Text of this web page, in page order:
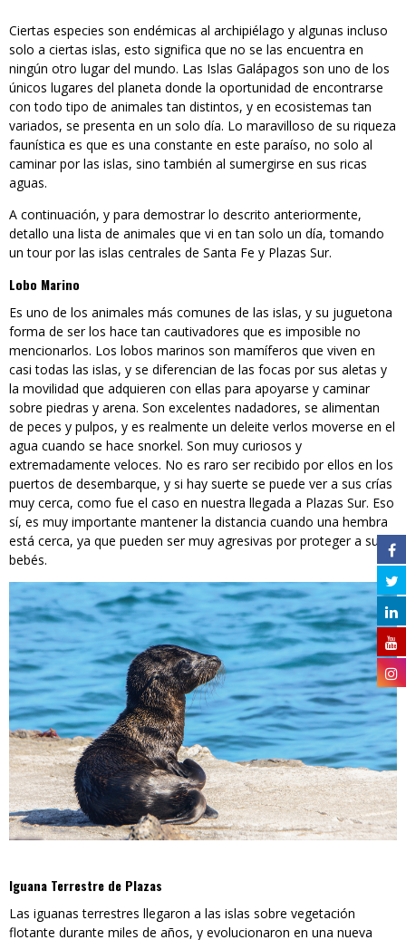
Ciertas especies son endémicas al archipiélago y algunas incluso
solo a ciertas islas, esto significa que no se las encuentra en
ningún otro lugar del mundo. Las Islas Galápagos son uno de los
únicos lugares del planeta donde la oportunidad de encontrarse
con todo tipo de animales tan distintos, y en ecosistemas tan
variados, se presenta en un solo día. Lo maravilloso de su riqueza
faunística es que es una constante en este paraíso, no solo al
caminar por las islas, sino también al sumergirse en sus ricas
aguas.
A continuación, y para demostrar lo descrito anteriormente,
detallo una lista de animales que vi en tan solo un día, tomando
un tour por las islas centrales de Santa Fe y Plazas Sur.
Lobo Marino
Es uno de los animales más comunes de las islas, y su juguetona
forma de ser los hace tan cautivadores que es imposible no
mencionarlos. Los lobos marinos son mamíferos que viven en
casi todas las islas, y se diferencian de las focas por sus aletas y
la movilidad que adquieren con ellas para apoyarse y caminar
sobre piedras y arena. Son excelentes nadadores, se alimentan
de peces y pulpos, y es realmente un deleite verlos moverse en el
agua cuando se hace snorkel. Son muy curiosos y
extremadamente veloces. No es raro ser recibido por ellos en los
puertos de desembarque, y si hay suerte se puede ver a sus crías
muy cerca, como fue el caso en nuestra llegada a Plazas Sur. Eso
sí, es muy importante mantener la distancia cuando una hembra
está cerca, ya que pueden ser muy agresivas por proteger a sus
bebés.
Iguana Terrestre de Plazas
Las iguanas terrestres llegaron a las islas sobre vegetación
flotante durante miles de años, y evolucionaron en una nueva